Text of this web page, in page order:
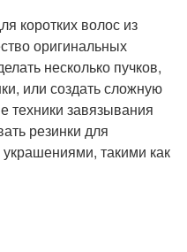
коротких волос из
оригинальных
несколько пучков,
или создать сложную
техники завязывания
резинки для
такими как